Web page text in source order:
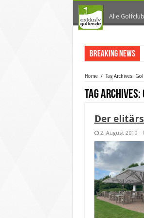
Alle
Breaking News
Home / Tag Archives:
Tag Archives:
Der
2. August 2010